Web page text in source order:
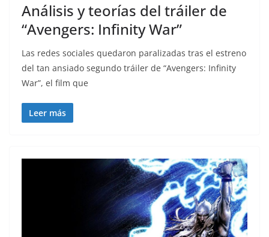
Análisis y teorías del tráiler de
“Avengers: Infinity War”
Las redes sociales quedaron paralizadas tras el estreno
del tan ansiado segundo tráiler de “Avengers: Infinity
War”, el film que
Leer más